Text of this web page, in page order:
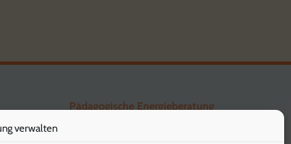
verwalten
Pädagogische Energieberatung